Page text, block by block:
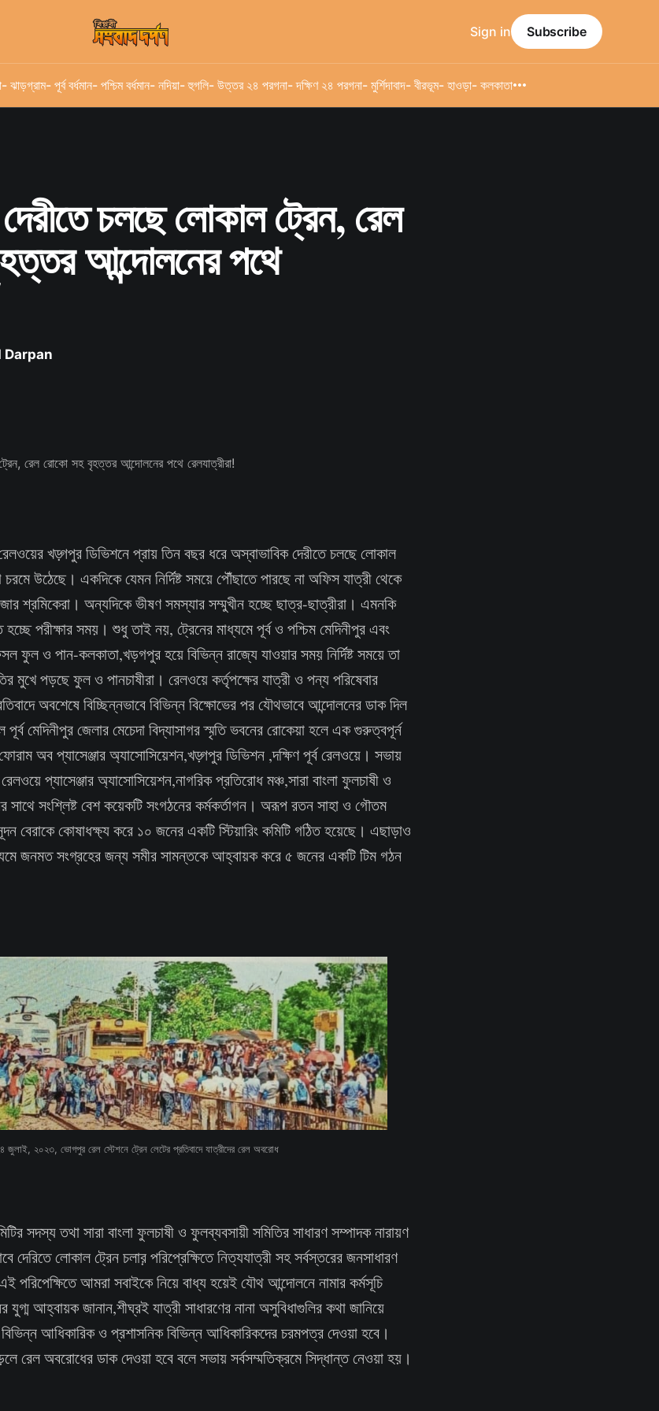
- ঝাড়গ্রাম- পূর্ব বর্ধমান- পশ্চিম বর্ধমান- নদিয়া- হুগলি- উত্তর ২৪ পরগনা- দক্ষিণ ২৪ পরগনা- মুর্শিদাবাদ- বীরভূম- হাওড়া- কলকাতা
Sign in Subscribe
চলছে লোকাল ট্রেন, রেল
আন্দোলনের পথে
Darpan
খড়্গপুর ডিভিশনে প্রায় তিন বছর ধরে অস্বাভাবিক দেরীতে চলছে লোকাল
উঠেছে। একদিকে যেমন নির্দিষ্ট সময়ে পৌঁছাতে পারছে না অফিস যাত্রী থেকে
শ্রমিকেরা। অন্যদিকে ভীষণ সমস্যার সম্মুখীন হচ্ছে ছাত্র-ছাত্রীরা। এমনকি
হচ্ছে পরীক্ষার সময়। শুধু তাই নয়, ট্রেনের মাধ্যমে পূর্ব ও পশ্চিম মেদিনীপুর এবং
ফুল ও পান-কলকাতা,খড়গপুর হয়ে বিভিন্ন রাজ্যে যাওয়ার সময় নির্দিষ্ট সময়ে তা
মুখে পড়ছে ফুল ও পানচাষীরা। রেলওয়ে কর্তৃপক্ষের যাত্রী ও পন্য পরিষেবার
অবশেষে বিচ্ছিন্নভাবে বিভিন্ন বিক্ষোভের পর যৌথভাবে আন্দোলনের ডাক দিল
মেদিনীপুর জেলার মেচেদা বিদ্যাসাগর স্মৃতি ভবনের রোকেয়া হলে এক গুরুত্বপূর্ন
অব প্যাসেঞ্জার অ্যাসোসিয়েশন,খড়্গপুর ডিভিশন ,দক্ষিণ পূর্ব রেলওয়ে। সভায়
প্যাসেঞ্জার অ্যাসোসিয়েশন,নাগরিক প্রতিরোধ মঞ্চ,সারা বাংলা ফুলচাষী ও
সাথে সংশ্লিষ্ট বেশ কয়েকটি সংগঠনের কর্মকর্তাগন। অরূপ রতন সাহা ও গৌতম
বেরাকে কোষাধক্ষ্য করে ১০ জনের একটি স্টিয়ারিং কমিটি গঠিত হয়েছে। এছাড়াও
জনমত সংগ্রহের জন্য সমীর সামন্তকে আহ্বায়ক করে ৫ জনের একটি টিম গঠন
জুলাই, ২০২৩, ভোগপুর রেল স্টেশনে ট্রেন লেটের প্রতিবাদে যাত্রীদের রেল অবরোধ
সদস্য তথা সারা বাংলা ফুলচাষী ও ফুলব্যবসায়ী সমিতির সাধারণ সম্পাদক নারায়ণ
দেরিতে লোকাল ট্রেন চলার় পরিপ্রেক্ষিতে নিত্যযাত্রী সহ সর্বস্তরের জনসাধারণ
পরিপেক্ষিতে আমরা সবাইকে নিয়ে বাধ্য হয়েই যৌথ আন্দোলনে নামার কর্মসূচি
আহ্বায়ক জানান,শীঘ্রই যাত্রী সাধারণের নানা অসুবিধাগুলির কথা জানিয়ে
আধিকারিক ও প্রশাসনিক বিভিন্ন আধিকারিকদের চরমপত্র দেওয়া হবে।
রেল অবরোধের ডাক দেওয়া হবে বলে সভায় সর্বসম্মতিক্রমে সিদ্ধান্ত নেওয়া হয়।